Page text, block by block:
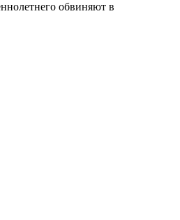
обвиняют в